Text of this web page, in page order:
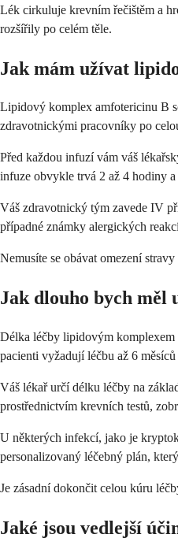
Lék cirkuluje krevním řečištěm a
rozšířily po celém těle.
Jak mám užívat
Lipidový komplex amfotericinu B
zdravotnickými pracovníky po
Před každou infuzí vám váš
infuze obvykle trvá 2 až 4 hodiny a
Váš zdravotnický tým zavede IV
případné známky alergických
Nemusíte se obávat omezení
Jak dlouho bych
Délka léčby lipidovým komplexem
pacienti vyžadují léčbu až 6
Váš lékař určí délku léčby na
prostřednictvím krevních testů,
U některých infekcí, jako je
personalizovaný léčebný plán,
Je zásadní dokončit celou kúru
Jaké jsou vedlejší